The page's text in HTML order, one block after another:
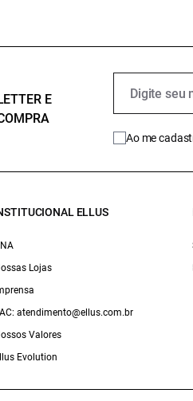
E
Ao me
ELLUS
Lojas
atendimento@ellus.com.br
Valores
Evolution